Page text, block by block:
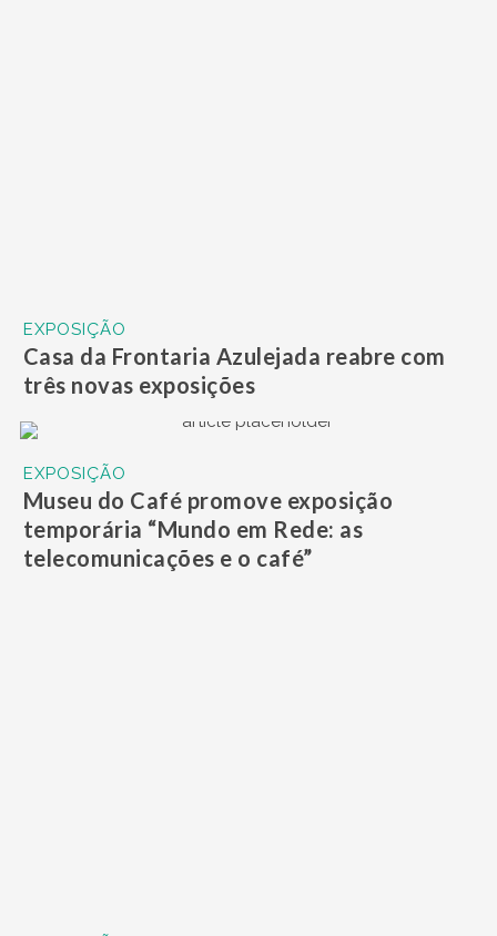
EXPOSIÇÃO
Casa da Frontaria Azulejada reabre com
três novas exposições
EXPOSIÇÃO
Museu do Café promove exposição
temporária “Mundo em Rede: as
telecomunicações e o café”